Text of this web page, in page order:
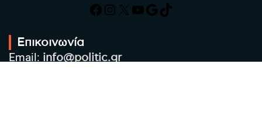
Facebook
Instagram
X YouTube
Google
TikTok
Επικοινωνία
Email: info@politic.gr